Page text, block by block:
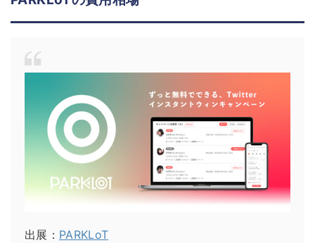
出展： PARKLoT